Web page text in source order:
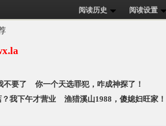
阅读历史 阅读设置
不要了
你一个天选罪犯，咋成神探了！
我下午才营业
渔猎溪山1988，傻媳妇旺家！